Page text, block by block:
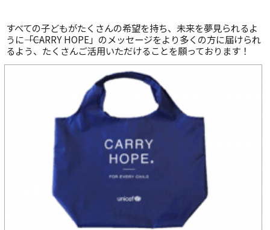
すべての子どもがたくさんの希望を持ち、未来を夢見られるよ
うに――「CARRY HOPE」のメッセージをより多くの方に届けられ
るよう、たくさんご活用いただけることを願っております！